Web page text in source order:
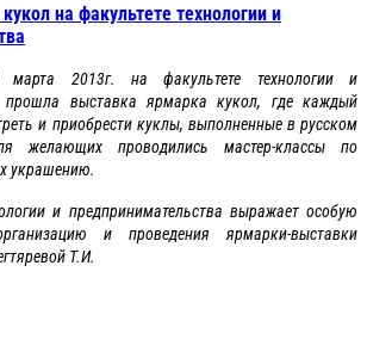
на факультете технологии и
2013г. на факультете технологии и
прошла выставка ярмарка кукол, где каждый
и приобрести куклы, выполненные в русском
желающих проводились мастер-классы по
украшению.
и предпринимательства выражает особую
и проведения ярмарки-выставки
Т.И.